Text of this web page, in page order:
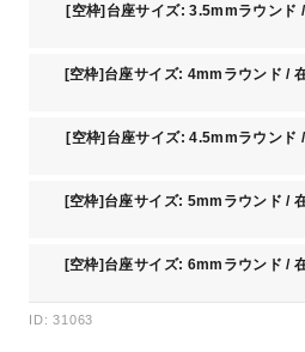
[空枠]台座サイズ: 3.5mmラウンド
[空枠]台座サイズ: 4mmラウンド /
[空枠]台座サイズ: 4.5mmラウンド
[空枠]台座サイズ: 5mmラウンド /
[空枠]台座サイズ: 6mmラウンド /
ID: 31063